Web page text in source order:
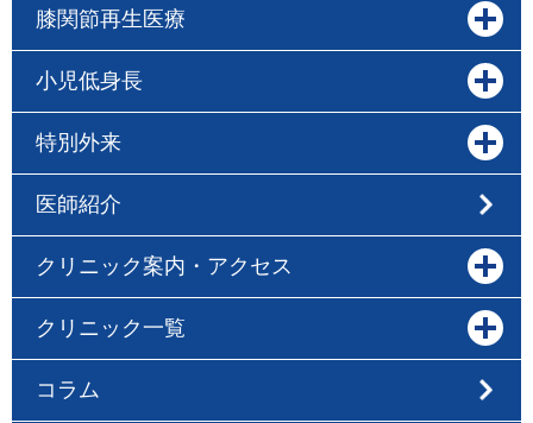
膝関節再生医療
小児低身長
特別外来
医師紹介
クリニック案内・アクセス
クリニック一覧
コラム